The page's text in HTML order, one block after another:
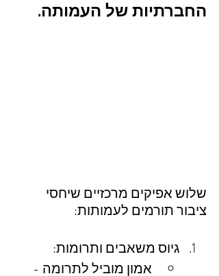
החברתיות של העמותה.
שלוש אפיקים מרכזיים שיחסי
ציבור תורמים לעמותות:
גיוס משאבים ותרומות:
אמון מוביל לתרומה -